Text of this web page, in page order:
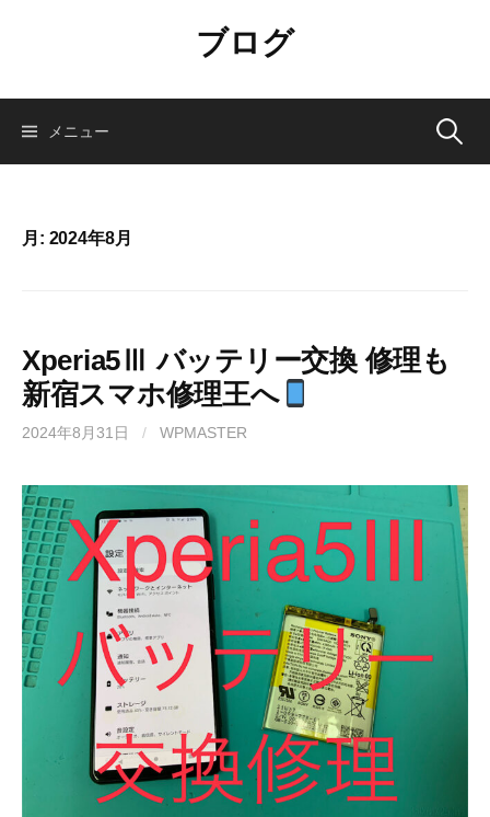
ン
ブログ
メニュー 検
月: 2024年8月
Xperia5Ⅲ バッテリー交換 修理も
新宿スマホ修理王へ
2024年8月31日 / WPMASTER